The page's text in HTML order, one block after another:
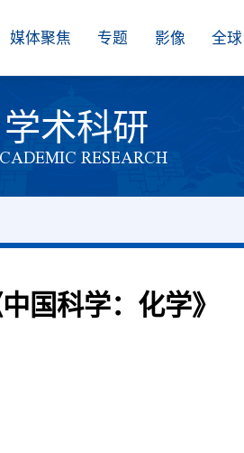
媒体聚焦 专题 影像 全球
学术科研
RESEARCH
国科学：化学》